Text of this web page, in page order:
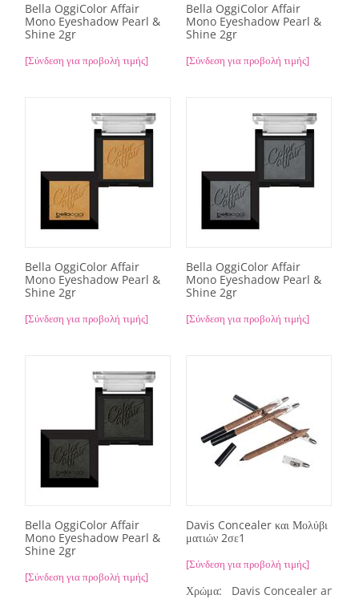
Bella OggiColor Affair
Mono Eyeshadow Pearl &
Shine 2gr
[Σύνδεση για προβολή τιμής]
Bella OggiColor Affair
Mono Eyeshadow Pearl &
Shine 2gr
[Σύνδεση για προβολή τιμής]
Bella OggiColor Affair
Mono Eyeshadow Pearl &
Shine 2gr
[Σύνδεση για προβολή τιμής]
Bella OggiColor Affair
Mono Eyeshadow Pearl &
Shine 2gr
[Σύνδεση για προβολή τιμής]
Bella OggiColor Affair
Mono Eyeshadow Pearl &
Shine 2gr
[Σύνδεση για προβολή τιμής]
Davis Concealer και Μολύβι
ματιών 2σε1
[Σύνδεση για προβολή τιμής]
Χρώμα: Davis Concealer and